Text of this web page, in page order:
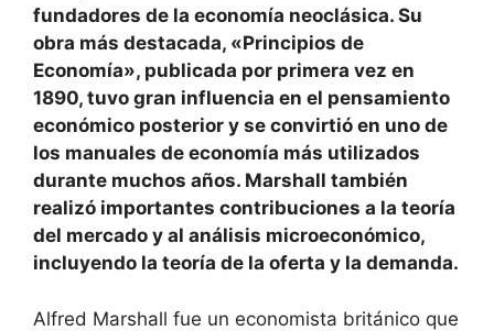
fundadores de la economía neoclásica. Su
obra más destacada, «Principios de
Economía», publicada por primera vez en
1890, tuvo gran influencia en el pensamiento
económico posterior y se convirtió en uno de
los manuales de economía más utilizados
durante muchos años. Marshall también
realizó importantes contribuciones a la teoría
del mercado y al análisis microeconómico,
incluyendo la teoría de la oferta y la demanda.
Alfred Marshall fue un economista británico que